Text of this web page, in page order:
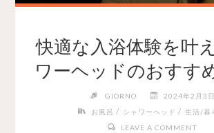
快適な入浴体験を叶
ワーヘッドのおすす
GIORNO
2024年2月3日
お風呂 / シャワーヘッド / 生活/暮
LEAVE A COMMENT